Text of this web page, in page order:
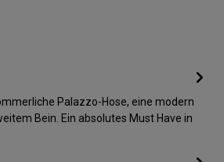
Palazzo-Hose, eine modern
Bein. Ein absolutes Must Have in